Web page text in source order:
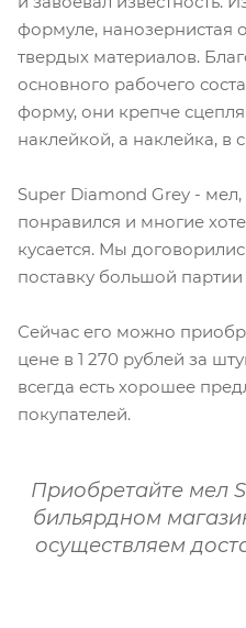
формуле, нанозернистая
твердых материалов.
основного рабочего
форму, они крепче
наклейкой, а наклейка,
Super Diamond Grey -
понравился и многие
кусается. Мы
поставку большой
Сейчас его можно
цене в 1 270 рублей за
всегда есть хорошее
покупателей.
Приобретайте мел
бильярдном
осуществляем